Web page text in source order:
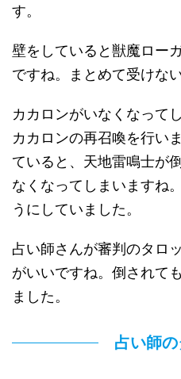
す。
壁をしていると獣魔ロー
ですね。まとめて受けな
カカロンがいなくなって
カカロンの再召喚を行い
ていると、天地雷鳴士が
なくなってしまいますね
うにしていました。
占い師さんが審判のタロ
がいいですね。倒されて
ました。
占い師